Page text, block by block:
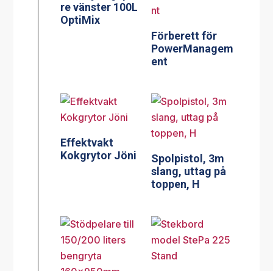
re vänster 100L
OptiMix
Förberett för
PowerManagem
ent
Effektvakt
Kokgrytor Jöni
Spolpistol, 3m
slang, uttag på
toppen, H